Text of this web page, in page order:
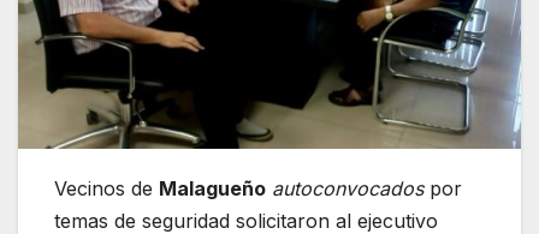
Vecinos de Malagueño autoconvocadospor
temas de seguridad solicitaron al ejecutivo